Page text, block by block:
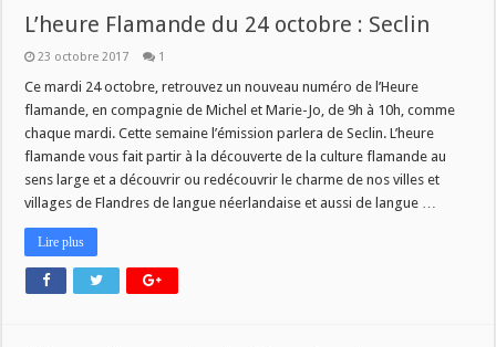
L’heure Flamande du 24 octobre : Seclin
23 octobre 2017 1
Ce mardi 24 octobre, retrouvez un nouveau numéro de l’Heure
flamande, en compagnie de Michel et Marie-Jo, de 9h à 10h, comme
chaque mardi. Cette semaine l’émission parlera de Seclin. L’heure
flamande vous fait partir à la découverte de la culture flamande au
sens large et a découvrir ou redécouvrir le charme de nos villes et
villages de Flandres de langue néerlandaise et aussi de langue …
Lire plus